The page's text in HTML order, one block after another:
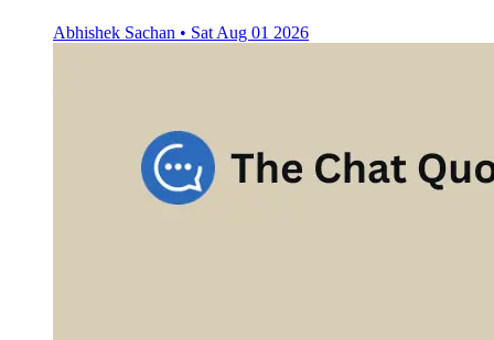
Abhishek Sachan • Sat Aug 01 2026